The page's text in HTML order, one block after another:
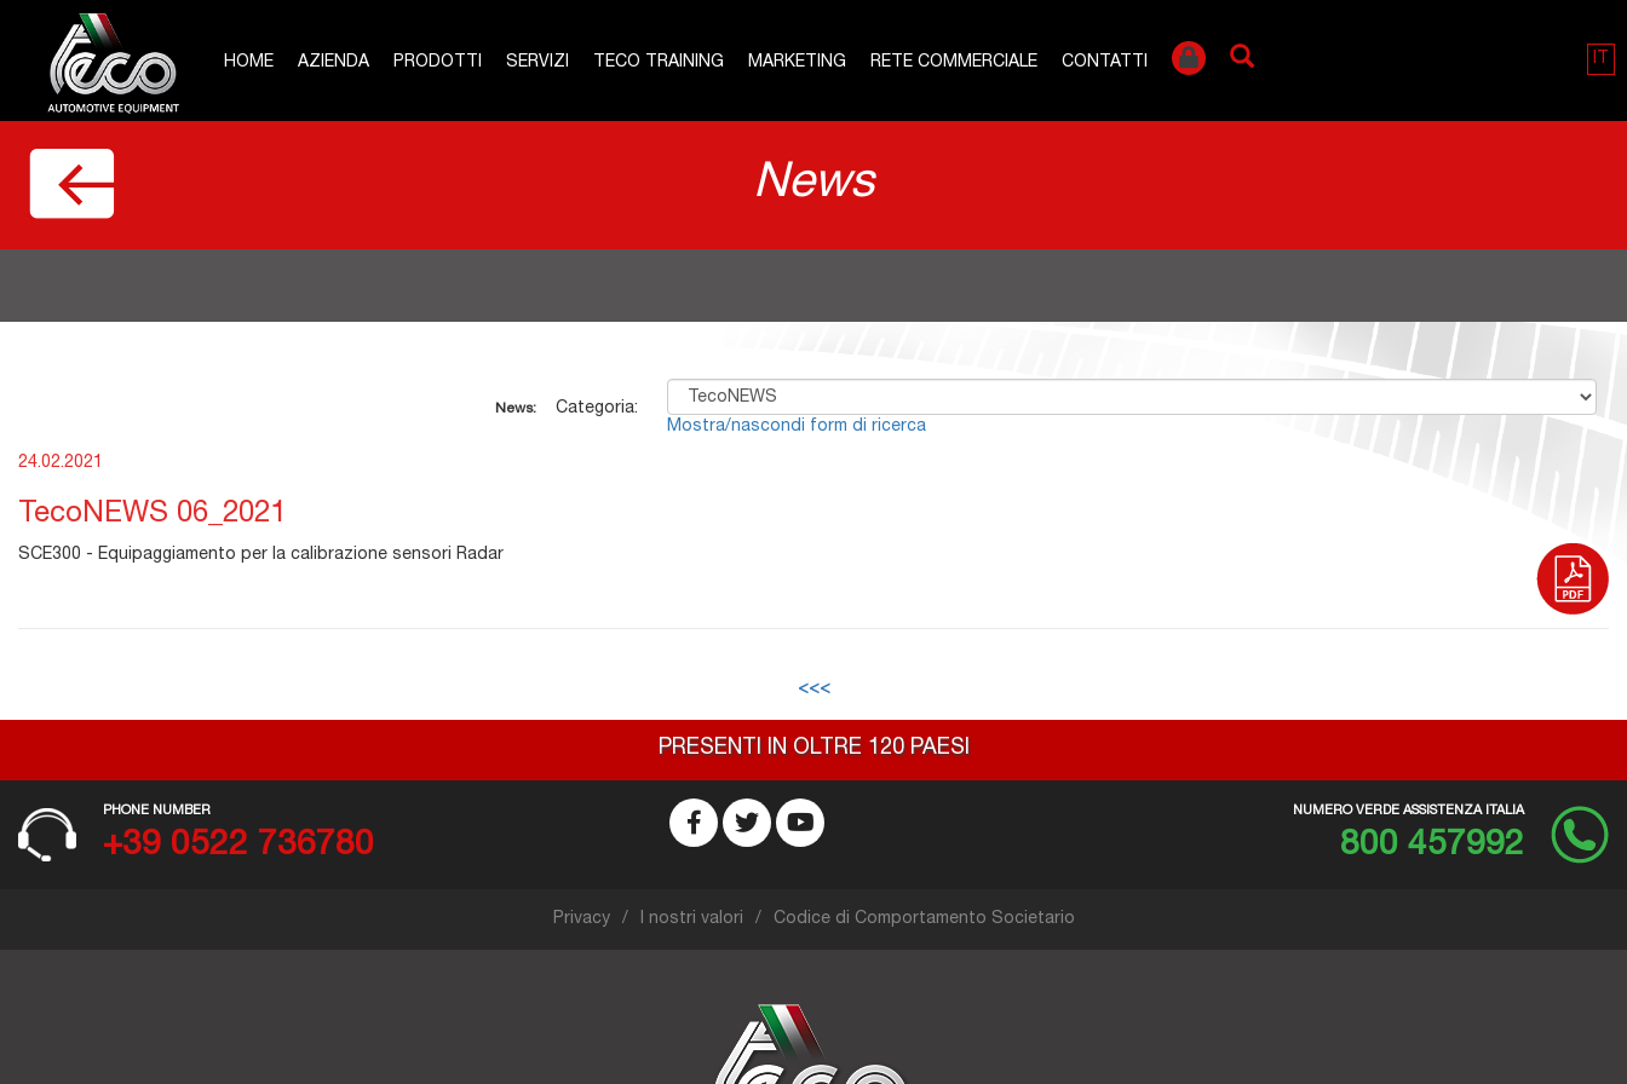
IT
HOME AZIENDA PRODOTTI SERVIZI TECO TRAINING MARKETING RETE COMMERCIALE CONTATTI
News
News: Categoria:
Mostra/nascondi form di ricerca
24.02.2021
TecoNEWS 06_2021
SCE300 - Equipaggiamento per la calibrazione sensori Radar
<<<
PRESENTI IN OLTRE 120 PAESI
PHONE NUMBER
+39 0522 736780
NUMERO VERDE ASSISTENZA ITALIA
800 457992
Privacy I nostri valori Codice di Comportamento Societario